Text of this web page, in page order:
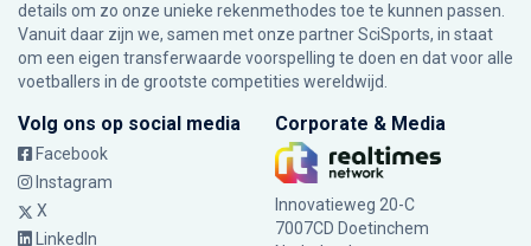
details om zo onze unieke rekenmethodes toe te kunnen passen.
Vanuit daar zijn we, samen met onze partner SciSports, in staat
om een eigen transferwaarde voorspelling te doen en dat voor alle
voetballers in de grootste competities wereldwijd.
Volg ons op social media
Facebook
Instagram
X
LinkedIn
Corporate & Media
Innovatieweg 20-C
7007CD Doetinchem